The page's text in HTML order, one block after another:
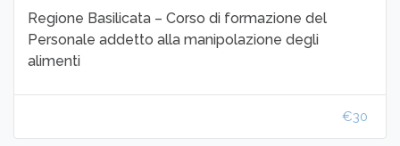
Regione Basilicata – Corso di formazione del
Personale addetto alla manipolazione degli
alimenti
€30